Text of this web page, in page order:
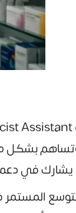
بشكل
يشارك في
المستمر